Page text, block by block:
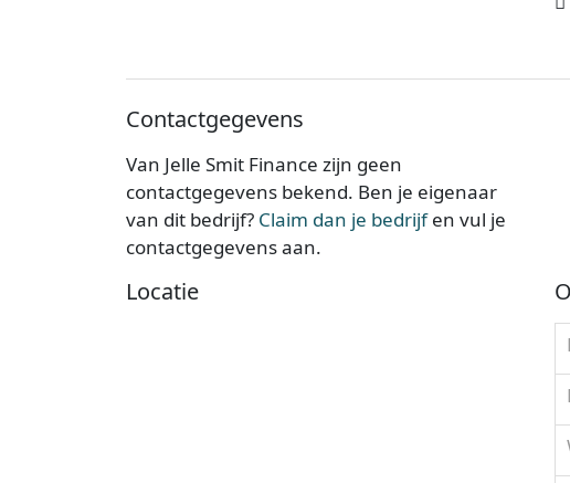
Contactgegevens
Van Jelle Smit Finance zijn geen
contactgegevens bekend. Ben je eigenaar
van dit bedrijf? Claim dan je bedrijfen vul je
contactgegevens aan.
Locatie